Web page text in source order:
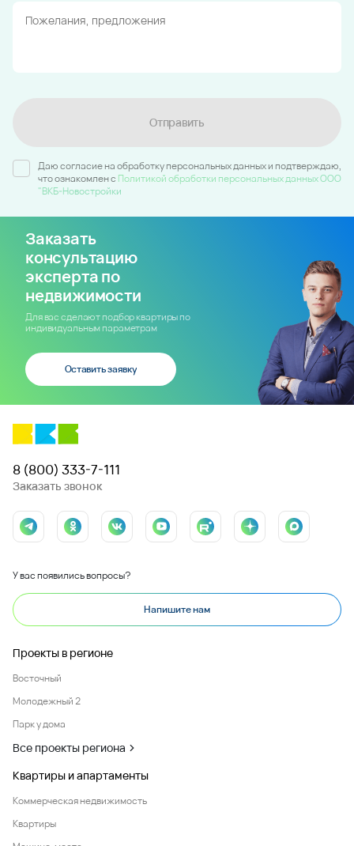
Отправить
Даю согласие на обработку персональных данных и подтверждаю,
что ознакомлен c Политикой обработки персональных данных ООО
"ВКБ-Новостройки
Заказать
консультацию
эксперта по
недвижимости
Для вас сделают подбор квартиры по
индивидуальным параметрам
Оставить заявку
8 (800) 333-7-111
Заказать звонок
У вас появились вопросы?
Напишите нам
Проекты в регионе
Восточный
Молодежный 2
Парк у дома
Все проекты региона
Квартиры и апартаменты
Коммерческая недвижимость
Квартиры